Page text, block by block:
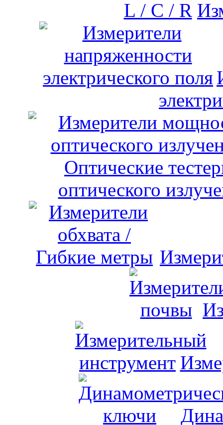
оптического